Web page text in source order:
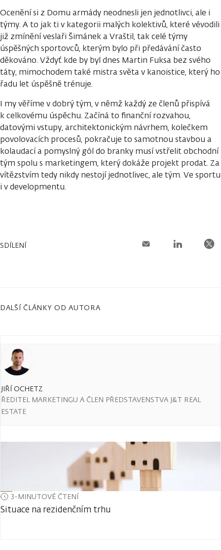
Ocenění si z Domu armády neodnesli jen jednotlivci, ale i
týmy. A to jak ti v kategorii malých kolektivů, které vévodili
již zmínění veslaři Šimánek a Vraštil, tak celé týmy
úspěšných sportovců, kterým bylo při předávání často
děkováno. Vždyť kde by byl dnes Martin Fuksa bez svého
táty, mimochodem také mistra světa v kanoistice, který ho
řadu let úspěšně trénuje.
I my věříme v dobrý tým, v němž každý ze členů přispívá
k celkovému úspěchu. Začíná to finanční rozvahou,
datovými vstupy, architektonickým návrhem, kolečkem
povolovacích procesů, pokračuje to samotnou stavbou a
kolaudací a pomyslný gól do branky musí vstřelit obchodní
tým spolu s marketingem, který dokáže projekt prodat. Za
vítězstvím tedy nikdy nestojí jednotlivec, ale tým. Ve sportu
i v developmentu.
SDÍLENÍ
DALŠÍ ČLÁNKY OD AUTORA
JIŘÍ OCHETZ
ŘEDITEL MARKETINGU A ČLEN PŘEDSTAVENSTVA J&T REAL
ESTATE
3-MINUTOVÉ ČTENÍ
Situace na rezidenčním trhu